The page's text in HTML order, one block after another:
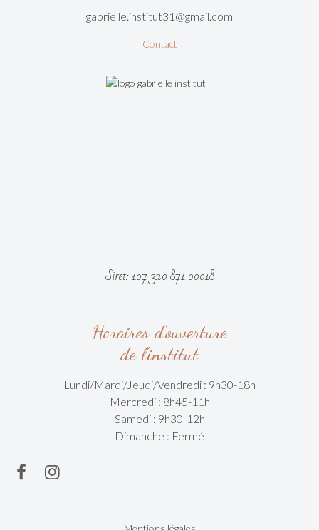
gabrielle.institut31@gmail.com
Contact
Siret: 107 320 871 00018
Horaires d'ouverture
de l'institut
Lundi/Mardi/Jeudi/Vendredi : 9h30-18h
Mercredi : 8h45-11h
Samedi : 9h30-12h
Dimanche : Fermé